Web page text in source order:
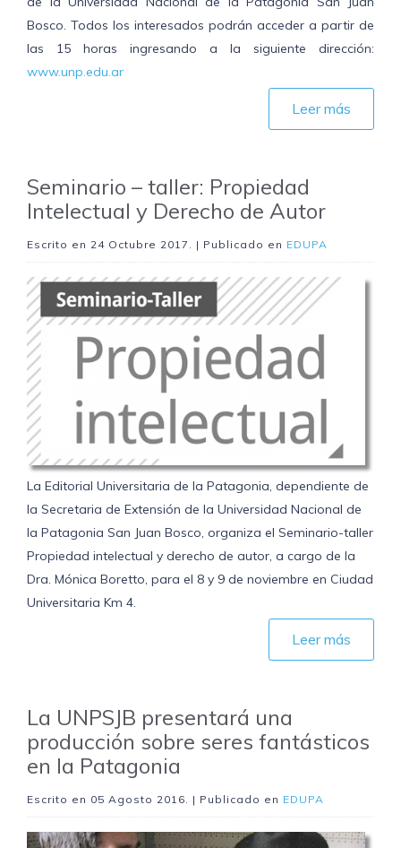
Bosco. Todos los interesados podrán acceder a partir de
las 15 horas ingresando a la siguiente dirección:
www.unp.edu.ar
Leer más
Seminario – taller: Propiedad
Intelectual y Derecho de Autor
Escrito en 24 Octubre 2017 . | Publicado en EDUPA
La Editorial Universitaria de la Patagonia, dependiente de
la Secretaria de Extensión de la Universidad Nacional de
la Patagonia San Juan Bosco, organiza el Seminario-taller
Propiedad intelectual y derecho de autor, a cargo de la
Dra. Mónica Boretto, para el 8 y 9 de noviembre en Ciudad
Universitaria Km 4.
Leer más
La UNPSJB presentará una
producción sobre seres fantásticos
en la Patagonia
Escrito en 05 Agosto 2016. | Publicado en EDUPA